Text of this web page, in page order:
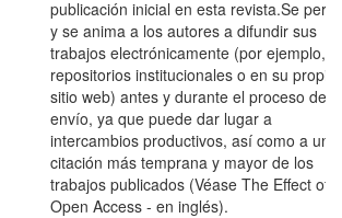
publicación inicial en esta revista.Se
y se anima a los autores a difundir sus
trabajos electrónicamente (por ejemplo,
repositorios institucionales o en su propio
sitio web) antes y durante el proceso de
envío, ya que puede dar lugar a
intercambios productivos, así como a una
citación más temprana y mayor de los
trabajos publicados (Véase The Effect of
Open Access - en inglés).